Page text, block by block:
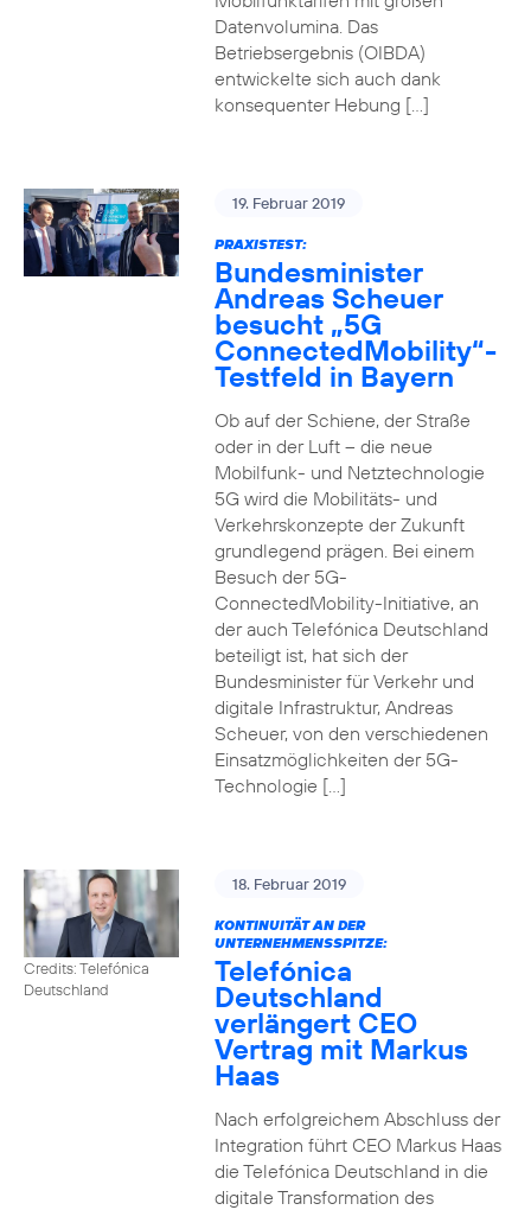
Datenvolumina. Das
Betriebsergebnis (OIBDA)
entwickelte sich auch dank
konsequenter Hebung […]
19. Februar 2019
PRAXISTEST:
Bundesminister
Andreas Scheuer
besucht „5G
ConnectedMobility“-
Testfeld in Bayern
Ob auf der Schiene, der Straße
oder in der Luft – die neue
Mobilfunk- und Netztechnologie
5G wird die Mobilitäts- und
Verkehrskonzepte der Zukunft
grundlegend prägen. Bei einem
Besuch der 5G-
ConnectedMobility-Initiative, an
der auch Telefónica Deutschland
beteiligt ist, hat sich der
Bundesminister für Verkehr und
digitale Infrastruktur, Andreas
Scheuer, von den verschiedenen
Einsatzmöglichkeiten der 5G-
Technologie […]
Credits: Telefónica
Deutschland
18. Februar 2019
KONTINUITÄT AN DER
UNTERNEHMENSSPITZE:
Telefónica
Deutschland
verlängert CEO
Vertrag mit Markus
Haas
Nach erfolgreichem Abschluss der
Integration führt CEO Markus Haas
die Telefónica Deutschland in die
digitale Transformation des